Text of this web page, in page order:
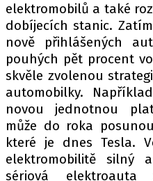
elektromobilů a také
dobíjecích stanic.
nově přihlášených
pouhých pět procent
skvěle zvolenou
automobilky.
novou jednotnou
může do roka
které je dnes Tesla.
elektromobilitě silný
sériová